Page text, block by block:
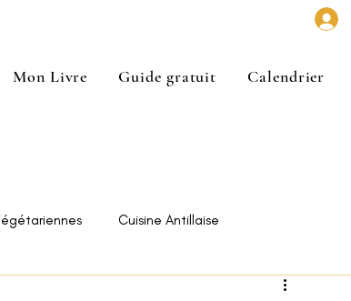
Mon Livre Guide gratuit Calendrier
Cuisine Antillaise